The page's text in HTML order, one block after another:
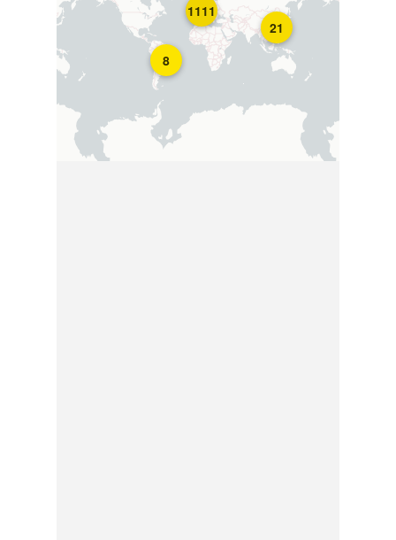
8
21
1111